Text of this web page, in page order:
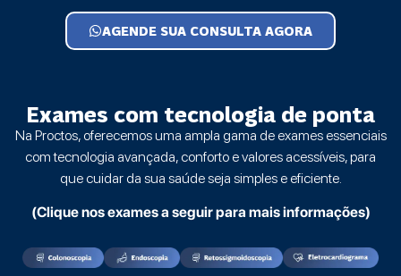
AGENDE SUA CONSULTA AGORA
Exames com tecnologia de ponta
Na Proctos, oferecemos uma ampla gama de exames essenciais
com tecnologia avançada, conforto e valores acessíveis, para
que cuidar da sua saúde seja simples e eficiente.
(Clique nos exames a seguir para mais informações)